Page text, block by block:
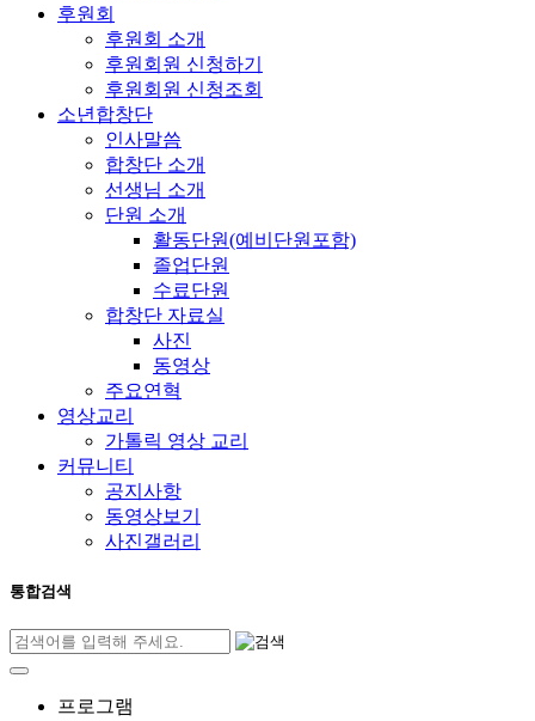
후원회
후원회 소개
후원회원 신청하기
후원회원 신청조회
소년합창단
인사말씀
합창단 소개
선생님 소개
단원 소개
활동단원(예비단원포함)
졸업단원
수료단원
합창단 자료실
사진
동영상
주요연혁
영상교리
가톨릭 영상 교리
커뮤니티
공지사항
동영상보기
사진갤러리
통합검색
프로그램